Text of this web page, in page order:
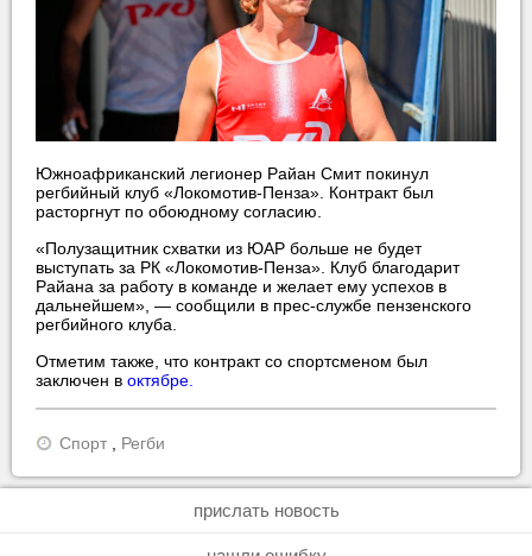
Южноафриканский легионер Райан Смит покинул
регбийный клуб «Локомотив-Пенза». Контракт был
расторгнут по обоюдному согласию.
«Полузащитник схватки из ЮАР больше не будет
выступать за РК «Локомотив-Пенза». Клуб благодарит
Райана за работу в команде и желает ему успехов в
дальнейшем», — сообщили в прес-службе пензенского
регбийного клуба.
Отметим также, что контракт со спортсменом был
заключен в октябре.
Спорт Регби
прислать новость